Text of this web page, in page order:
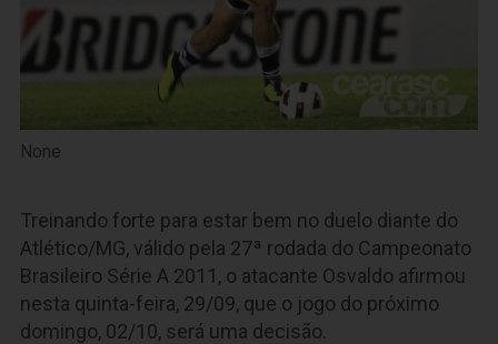
None
Treinando forte para estar bem no duelo diante do
Atlético/MG, válido pela 27ª rodada do Campeonato
Brasileiro Série A 2011, o atacante Osvaldo afirmou
nesta quinta-feira, 29/09, que o jogo do próximo
domingo, 02/10, será uma decisão.